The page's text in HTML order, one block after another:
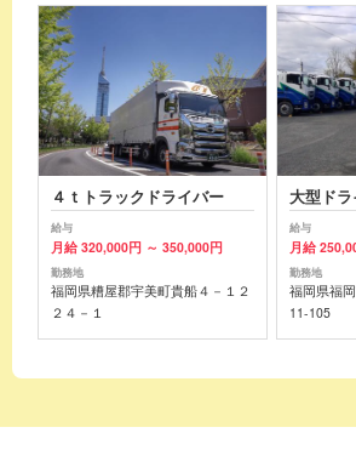
４ｔトラックドライバー
給与
月給 320,000円 ～ 350,000円
勤務地
福岡県糟屋郡宇美町貴船４－１２
２４－１
大型ド
給与
月給
勤務地
福岡県福
11-105